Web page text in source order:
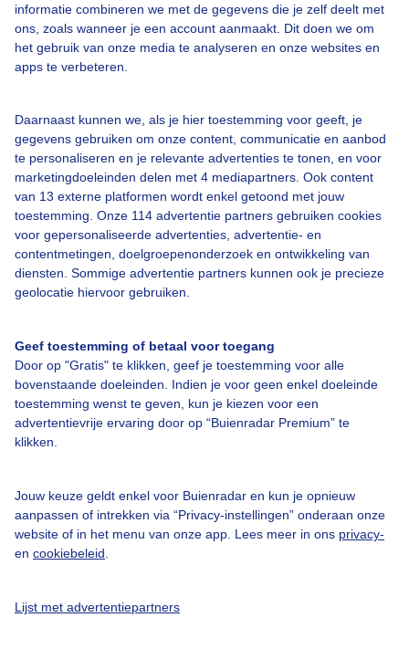
informatie combineren we met de gegevens die je zelf deelt met
ons, zoals wanneer je een account aanmaakt. Dit doen we om
het gebruik van onze media te analyseren en onze websites en
apps te verbeteren.
Daarnaast kunnen we, als je hier toestemming voor geeft, je
gegevens gebruiken om onze content, communicatie en aanbod
te personaliseren en je relevante advertenties te tonen, en voor
marketingdoeleinden delen met 4 mediapartners. Ook content
van 13 externe platformen wordt enkel getoond met jouw
toestemming. Onze 114 advertentie partners gebruiken cookies
voor gepersonaliseerde advertenties, advertentie- en
contentmetingen, doelgroepenonderzoek en ontwikkeling van
diensten. Sommige advertentie partners kunnen ook je precieze
geolocatie hiervoor gebruiken.
Geef toestemming of betaal voor toegang
Door op "Gratis" te klikken, geef je toestemming voor alle
bovenstaande doeleinden. Indien je voor geen enkel doeleinde
toestemming wenst te geven, kun je kiezen voor een
advertentievrije ervaring door op “Buienradar Premium” te
klikken.
Jouw keuze geldt enkel voor Buienradar en kun je opnieuw
aanpassen of intrekken via “Privacy-instellingen” onderaan onze
website of in het menu van onze app. Lees meer in ons privacy-
en cookiebeleid
Lijst met advertentiepartners
Een moment geduld aub...
Over Buienradar
Bedrijfsgegevens
Veelgestelde vragen
Gebruikersvoorwaarden
Adverteren
Buienradar Team
Cookie beleid
Privacy instellingen
Gratis weerdata